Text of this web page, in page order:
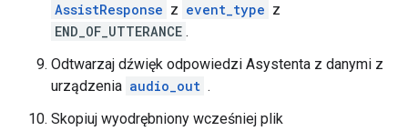
AssistResponse z event_type z
END_OF_UTTERANCE .
Odtwarzaj dźwięk odpowiedzi Asystenta z danymi z
urządzenia audio_out .
Skopiuj wyodrębniony wcześniej plik